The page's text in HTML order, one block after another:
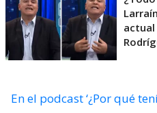
actual
En el podcast ‘¿Por qué